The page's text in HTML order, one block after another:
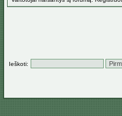
Ieškoti: